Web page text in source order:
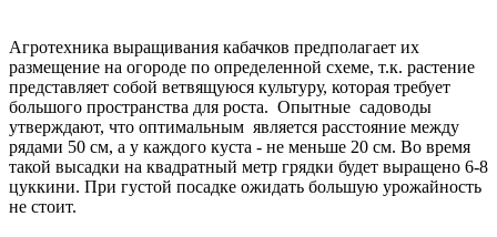
Агротехника выращивания кабачков предполагает их
размещение на огороде по определенной схеме, т.к. растение
представляет собой ветвящуюся культуру, которая требует
большого пространства для роста. Опытные садоводы
утверждают, что оптимальным является расстояние между
рядами 50 см, а у каждого куста - не меньше 20 см. Во время
такой высадки на квадратный метр грядки будет выращено 6-8
цуккини. При густой посадке ожидать большую урожайность
не стоит.